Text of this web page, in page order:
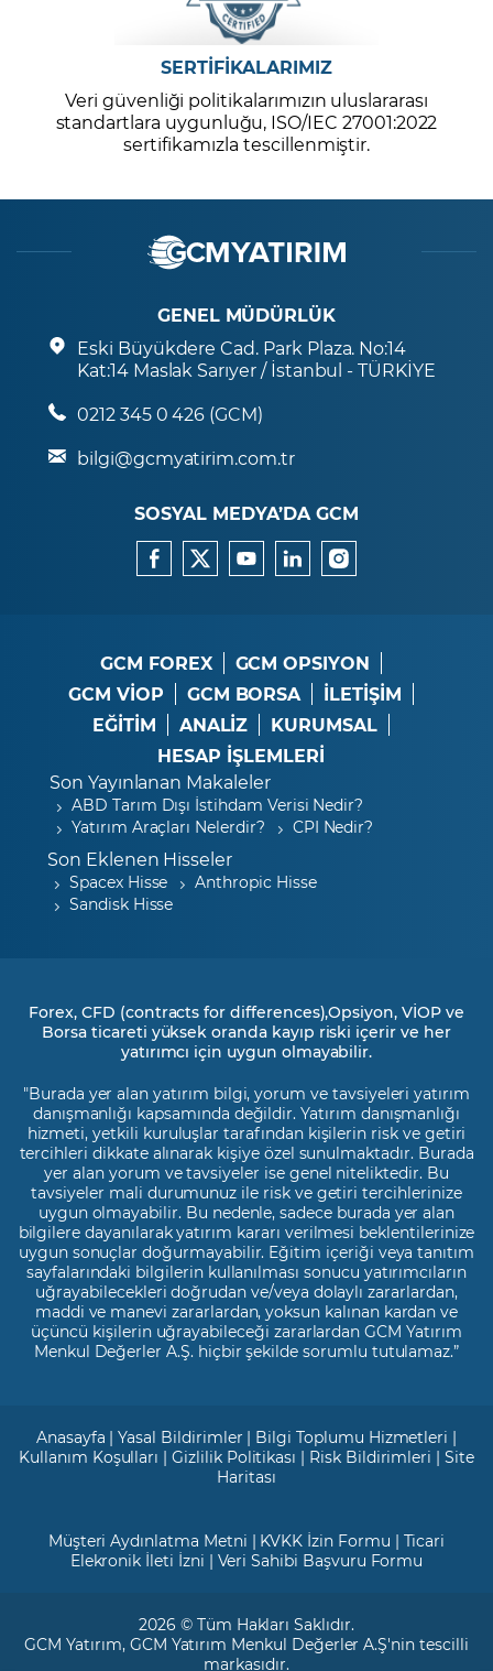
SERTİFİKALARIMIZ
Veri güvenliği politikalarımızın uluslararası
standartlara uygunluğu, ISO/IEC 27001:2022
sertifikamızla tescillenmiştir.
GENEL MÜDÜRLÜK
Eski Büyükdere Cad. Park Plaza. No:14
Kat:14 Maslak Sarıyer / İstanbul - TÜRKİYE
0212 345 0 426 (GCM)
bilgi@gcmyatirim.com.tr
SOSYAL MEDYA’DA GCM
GCM FOREX
GCM OPSIYON
GCM VİOP
GCM BORSA
İLETİŞİM
EĞİTİM
ANALİZ
KURUMSAL
HESAP İŞLEMLERİ
Son Yayınlanan Makaleler
ABD Tarım Dışı İstihdam Verisi Nedir?
Yatırım Araçları Nelerdir?
CPI Nedir?
Son Eklenen Hisseler
Spacex Hisse
Anthropic Hisse
Sandisk Hisse
Forex, CFD (contracts for differences),Opsiyon, VİOP ve
Borsa ticareti yüksek oranda kayıp riski içerir ve her
yatırımcı için uygun olmayabilir.
"Burada yer alan yatırım bilgi, yorum ve tavsiyeleri yatırım
danışmanlığı kapsamında değildir. Yatırım danışmanlığı
hizmeti, yetkili kuruluşlar tarafından kişilerin risk ve getiri
tercihleri dikkate alınarak kişiye özel sunulmaktadır. Burada
yer alan yorum ve tavsiyeler ise genel niteliktedir. Bu
tavsiyeler mali durumunuz ile risk ve getiri tercihlerinize
uygun olmayabilir. Bu nedenle, sadece burada yer alan
bilgilere dayanılarak yatırım kararı verilmesi beklentilerinize
uygun sonuçlar doğurmayabilir. Eğitim içeriği veya tanıtım
sayfalarındaki bilgilerin kullanılması sonucu yatırımcıların
uğrayabilecekleri doğrudan ve/veya dolaylı zararlardan,
maddi ve manevi zararlardan, yoksun kalınan kardan ve
üçüncü kişilerin uğrayabileceği zararlardan GCM Yatırım
Menkul Değerler A.Ş. hiçbir şekilde sorumlu tutulamaz.”
Anasayfa |Yasal Bildirimler | Bilgi Toplumu Hizmetleri |
Kullanım Koşulları |Gizlilik Politikası | Risk Bildirimleri |Site
Haritası
Müşteri Aydınlatma Metni | KVKK İzin Formu | Ticari
Elekronik İleti İzni | Veri Sahibi Başvuru Formu
2026 © Tüm Hakları Saklıdır.
GCM Yatırım, GCM Yatırım Menkul Değerler A.Ş'nin tescilli
markasıdır.